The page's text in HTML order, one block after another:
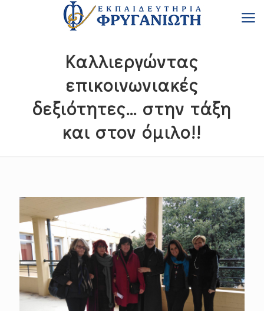
Καλλιεργώντας
επικοινωνιακές
δεξιότητες… στην τάξη
και στον όμιλο!!